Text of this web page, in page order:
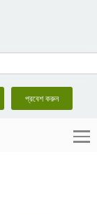
প্রবেশ করুন